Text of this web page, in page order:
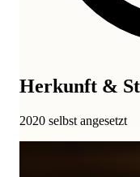
Herkunft &
2020 selbst angesetzt